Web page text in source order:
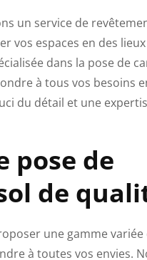
un service de
vos espaces en des
dans la pose de
à tous vos besoins
du détail et une
pose de
de
une gamme variée
à toutes vos envies.